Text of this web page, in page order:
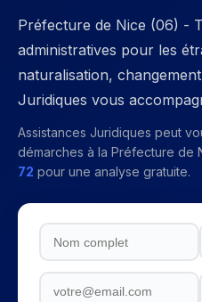
Préfecture de Nice (06) -
administratives pour les
naturalisation,
Juridiques vous
Assistances Juridiques peut
démarches à la Préfecture de
72 pour une analyse gratuite.